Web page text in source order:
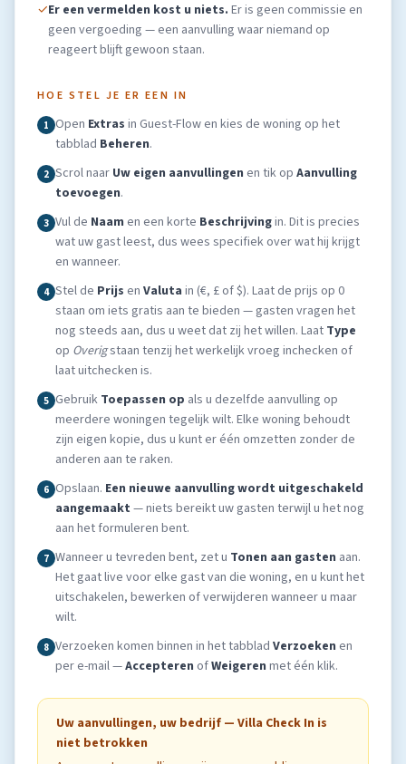
✓Er een vermelden kost u niets. Er is geen commissie en
geen vergoeding — een aanvulling waar niemand op
reageert blijft gewoon staan.
HOE STEL JE ER EEN IN
1 Open Extras in Guest-Flow en kies de woning op het
tabblad Beheren.
2 Scrol naar Uw eigen aanvullingen en tik op Aanvulling
toevoegen.
3 Vul de Naam en een korte Beschrijvingin. Dit is precies
wat uw gast leest, dus wees specifiek over wat hij krijgt
en wanneer.
4 Stel de Prijs en Valuta in (€, £ of $). Laat de prijs op 0
staan om iets gratis aan te bieden — gasten vragen het
nog steeds aan, dus u weet dat zij het willen. Laat Type
op Overigstaan tenzij het werkelijk vroeg inchecken of
laat uitchecken is.
5 Gebruik Toepassen op als u dezelfde aanvulling op
meerdere woningen tegelijk wilt. Elke woning behoudt
zijn eigen kopie, dus u kunt er één omzetten zonder de
anderen aan te raken.
6 Opslaan. Een nieuwe aanvulling wordt uitgeschakeld
aangemaakt — niets bereikt uw gasten terwijl u het nog
aan het formuleren bent.
7 Wanneer u tevreden bent, zet u Tonen aan gasten aan.
Het gaat live voor elke gast van die woning, en u kunt het
uitschakelen, bewerken of verwijderen wanneer u maar
wilt.
8 Verzoeken komen binnen in het tabblad Verzoeken en
per e-mail —Accepteren ofWeigeren met één klik.
Uw aanvullingen, uw bedrijf — Villa Check In is
niet betrokken